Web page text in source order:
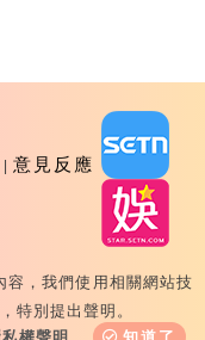
意見反應
All Rights
湖區舊宗路一段159
容，我們使用相關網站技
特別提出聲明。